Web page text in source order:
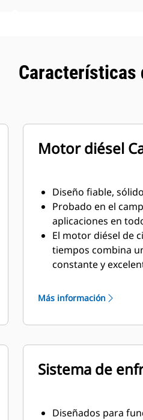
Características
Motor diésel
Diseño fiable,
Probado en el
aplicaciones en
El motor diésel de
tiempos combina
constante y
Más información
Sistema de
Diseñados para